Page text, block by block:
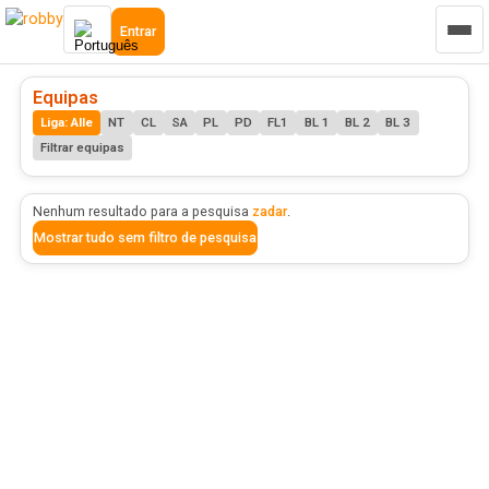
Entrar
Equipas
Liga: Alle NT CL SA PL PD FL1 BL 1 BL 2
BL 3
Filtrar equipas
Nenhum resultado para a pesquisa zadar.
Mostrar tudo sem filtro de pesquisa